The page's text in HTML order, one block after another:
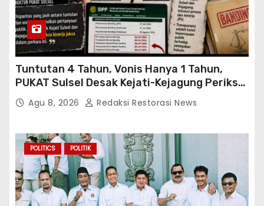
Tuntutan 4 Tahun, Vonis Hanya 1 Tahun,
PUKAT Sulsel Desak Kejati-Kejagung Periksa
JPU Murbei Wajo
Agu 8, 2026 Redaksi Restorasi News
POLITICS POLITIK